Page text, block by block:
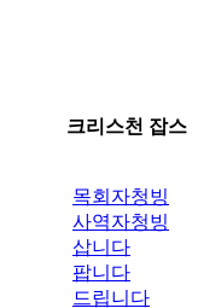
크리스천 잡스
목회자청빙
사역자청빙
삽니다
팝니다
드립니다